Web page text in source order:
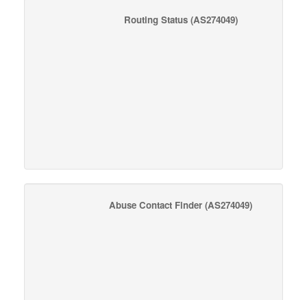
Routing Status(AS274049)
Abuse Contact Finder (AS274049)